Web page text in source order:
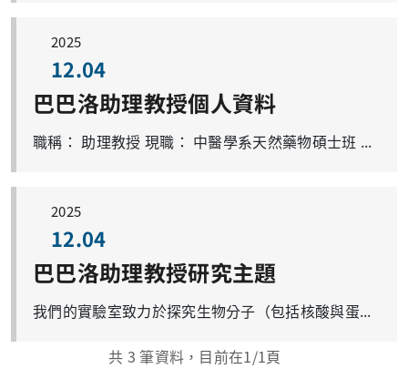
2025
12.04
巴巴洛助理教授個人資料
職稱： 助理教授 現職： 中醫學系天然藥物碩士班 / Full-time Assistant Professor 信箱：roshan.satange@mail.cgu.edu.tw 電話： 03-2118800分機3212、5523 學歷： 中興大學醫學生物科技博士 專長領域： 結構生物學、生物化學、分子生物學、藥物開發 個人網頁： https://roshansatange.wixsite.com/bmsdd-lab 研究室：生物分子結構暨藥物開發研究室/Biomolecular Structures and Drug Development Laboratory 實驗室介紹連結 (Laboratory Introduction Link) : https://roshansatange.wixsite.com/bmsdd-lab 研究室成員 : 碩士班研究生 1人
2025
12.04
巴巴洛助理教授研究主題
我們的實驗室致力於探究生物分子（包括核酸與蛋白質）的結構精細特性，以推動藥物開發。透過整合結構生物學、生物化學、生物物理與細胞層級的研究方法，我們旨在揭示疾病相關靶點的作用機制，並開發精準的藥物候選分子。 我們的研究聚焦於致病性核酸與蛋白質，以及它們與小分子之間的相互作用，期望應用於癌症與神經疾病的轉譯醫學研究。 目前實驗室的研究方向包括： 非典型核酸結構與功能 核苷酸重複擴增相關疾病 天然產物啟發的核酸配體 DNA修復調節劑與精準腫瘤治療
共 3 筆資料，目前在1/1頁